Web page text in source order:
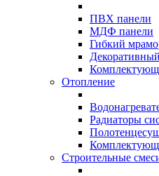
ПВХ панели
МДФ панели
Гибкий
Отопление
Радиаторы
Строительные